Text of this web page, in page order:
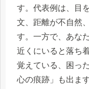
す。代表例は、目
文、距離が不自然
す。一方で、あな
近くにいると落ち
覚えている、困っ
心の痕跡」も出ま